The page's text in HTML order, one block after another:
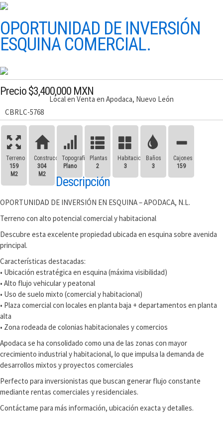
OPORTUNIDAD DE INVERSIÓN
ESQUINA COMERCIAL.
Precio $3,400,000 MXN
Local en Venta en Apodaca, Nuevo León
CBRLC-5768
Terreno
159
M2
Construcción
304
M2
Topografía
Plano
Plantas
2
Habitaciones
3
Baños
3
Cajones
159
Descripción
OPORTUNIDAD DE INVERSIÓN EN ESQUINA – APODACA, N.L.
Terreno con alto potencial comercial y habitacional
Descubre esta excelente propiedad ubicada en esquina sobre avenida
principal.
Características destacadas:
• Ubicación estratégica en esquina (máxima visibilidad)
• Alto flujo vehicular y peatonal
• Uso de suelo mixto (comercial y habitacional)
• Plaza comercial con locales en planta baja + departamentos en planta
alta
• Zona rodeada de colonias habitacionales y comercios
Apodaca se ha consolidado como una de las zonas con mayor
crecimiento industrial y habitacional, lo que impulsa la demanda de
desarrollos mixtos y proyectos comerciales
Perfecto para inversionistas que buscan generar flujo constante
mediante rentas comerciales y residenciales.
Contáctame para más información, ubicación exacta y detalles.